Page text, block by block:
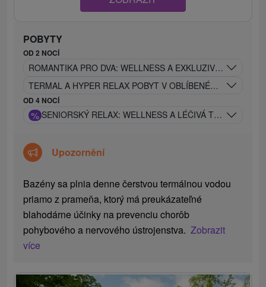
POBYTY
OD 2 NOCÍ
ROMANTIKA PRO DVA: WELLNESS A EXKLUZIVNÍ BONUSY
TERMAL A HYPER RELAX POBYT V OBLÍBENÉM HOTELU
OD 4 NOCÍ
% SENIORSKÝ RELAX: WELLNESS A LÉČIVÁ TERMÁLNÍ
Upozornění
Bazény sa plnia denne čerstvou termálnou vodou
priamo z prameňa, ktorý má preukázateľné
blahodárne účinky na prevenciu chorôb
pohybového a nervového ústrojenstva.Zobrazit
více